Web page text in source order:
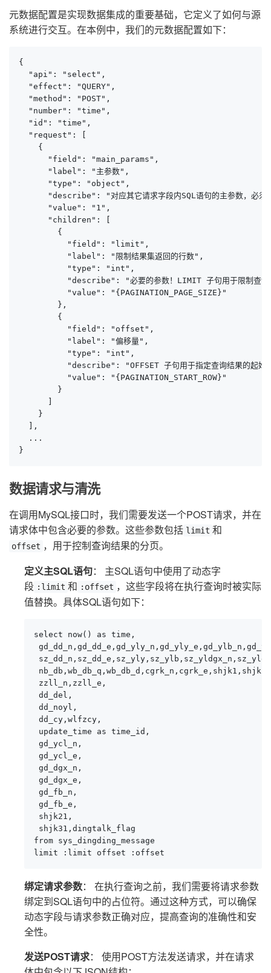
元数据配置是实现数据集成的重要基础，它定义了如何与源
系统进行交互。在本例中，我们的元数据配置如下：
{
  "api": "select",
  "effect": "QUERY",
  "method": "POST",
  "number": "time",
  "id": "time",
  "request": [
    {
      "field": "main_params",
      "label": "主参数",
      "type": "object",
"describe": "对应其它请求字段内SQL语句的主参数，必须
      "value": "1",
      "children": [
        {
          "field": "limit",
          "label": "限制结果集返回的行数",
          "type": "int",
"describe": "必要的参数！LIMIT 子句用于限制查询
          "value": "{PAGINATION_PAGE_SIZE}"
        },
        {
          "field": "offset",
          "label": "偏移量",
          "type": "int",
"describe": "OFFSET 子句用于指定查询结果的起始
          "value": "{PAGINATION_START_ROW}"
        }
    }
  ],
  ...
}
数据请求与清洗
在调用MySQL接口时，我们需要发送一个POST请求，并在
请求体中包含必要的参数。这些参数包括 limit 和
offset ，用于控制查询结果的分页。
定义主SQL语句： 主SQL语句中使用了动态字
段 :limit 和 :offset ，这些字段将在执行查询时被实际
值替换。具体SQL语句如下：
select now() as time,
zzll_n,zzll_e,
dd_del,
dd_noyl,
dd_cy,wlfzcy,
update_time as time_id,
gd_ycl_n,
gd_ycl_e,
gd_dgx_n,
gd_dgx_e,
gd_fb_n,
gd_fb_e,
shjk21,
shjk31,dingtalk_flag
from sys_dingding_message
limit :limit offset :offset
绑定请求参数： 在执行查询之前，我们需要将请求参数
绑定到SQL语句中的占位符。通过这种方式，可以确保
动态字段与请求参数正确对应，提高查询的准确性和安
全性。
发送POST请求： 使用POST方法发送请求，并在请求